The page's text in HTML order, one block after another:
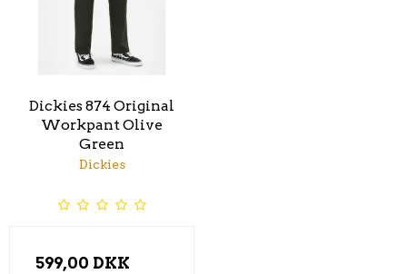
Dickies 874 Original
Workpant Olive
Green
Dickies
599,00 DKK